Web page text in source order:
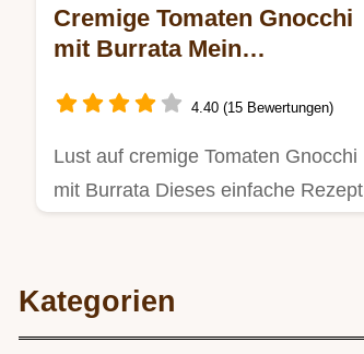
Cremige Tomaten Gnocchi
mit Burrata Mein
4.40 (15 Bewertungen)
Lust auf cremige Tomaten Gnocchi
mit Burrata Dieses einfache Rezept
Kategorien